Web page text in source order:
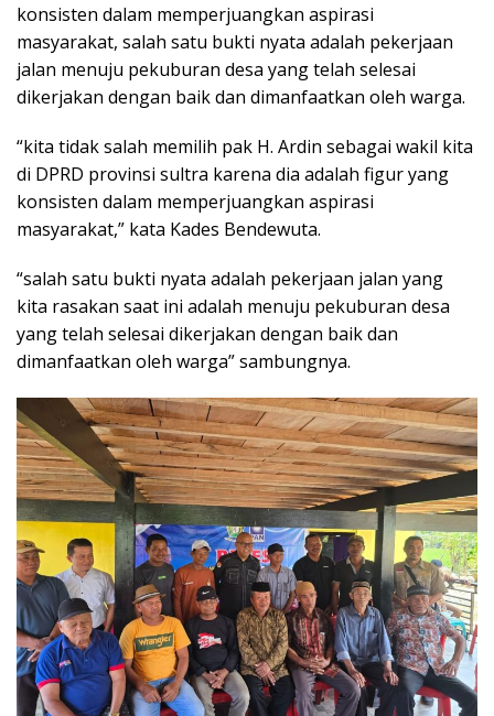
konsisten dalam memperjuangkan aspirasi
masyarakat, salah satu bukti nyata adalah pekerjaan
jalan menuju pekuburan desa yang telah selesai
dikerjakan dengan baik dan dimanfaatkan oleh warga.
“kita tidak salah memilih pak H. Ardin sebagai wakil kita
di DPRD provinsi sultra karena dia adalah figur yang
konsisten dalam memperjuangkan aspirasi
masyarakat,” kata Kades Bendewuta.
“salah satu bukti nyata adalah pekerjaan jalan yang
kita rasakan saat ini adalah menuju pekuburan desa
yang telah selesai dikerjakan dengan baik dan
dimanfaatkan oleh warga” sambungnya.